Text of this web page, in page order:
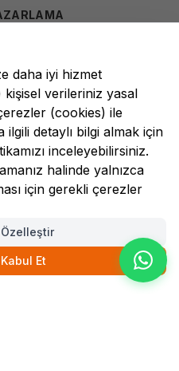
daha iyi hizmet
kişisel verileriniz yasal
(cookies) ile
ilgili detaylı bilgi almak için
inceleyebilirsiniz.
halinde yalnızca
için gerekli çerezler
Et